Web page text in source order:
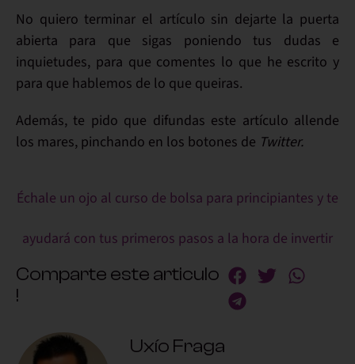
No quiero terminar el artículo sin dejarte la puerta
abierta para que sigas poniendo tus dudas e
inquietudes, para que comentes lo que he escrito y
para que hablemos de lo que queiras.
Además, te pido que difundas este artículo allende
los mares, pinchando en los botones de Twitter.
Échale un ojo al curso de bolsa para principiantes y te
ayudará con tus primeros pasos a la hora de invertir
Comparte este articulo
!
Uxío Fraga